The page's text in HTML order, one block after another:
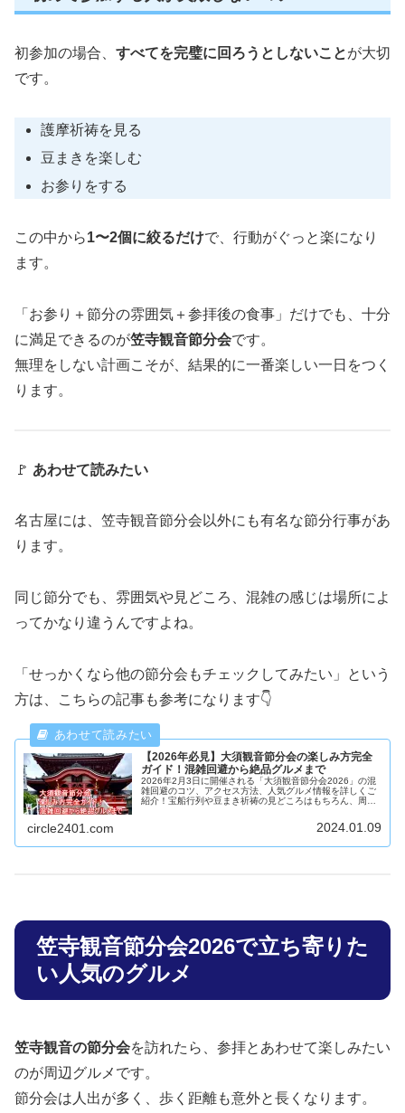
初参加の場合、 すべてを完璧に回ろうとしないことが大切
です。
護摩祈祷を見る
豆まきを楽しむ
お参りをする
この中から1〜2個に絞るだけで、行動がぐっと楽になり
ます。
「お参り＋節分の雰囲気＋参拝後の食事」だけでも、十分
に満足できるのが笠寺観音節分会です。
無理をしない計画こそが、結果的に一番楽しい一日をつく
ります。
🚩 あわせて読みたい
名古屋には、笠寺観音節分会以外にも有名な節分行事があ
ります。
同じ節分でも、雰囲気や見どころ、混雑の感じは場所によ
ってかなり違うんですよね。
「せっかくなら他の節分会もチェックしてみたい」という
方は、こちらの記事も参考になります👇
【2026年必見】大須観音節分会の楽しみ方完全
ガイド！混雑回避から絶品グルメまで
2026年2月3日に開催される「大須観音節分会2026」の混
雑回避のコツ、アクセス方法、人気グルメ情報を詳しくご
紹介！宝船行列や豆まき祈祷の見どころはもちろん、周辺
circle2401.com 2024.01.09
笠寺観音節分会2026で立ち寄りた
い人気のグルメ
笠寺観音の節分会を訪れたら、参拝とあわせて楽しみたい
のが周辺グルメです。
節分会は人出が多く、歩く距離も意外と長くなります。